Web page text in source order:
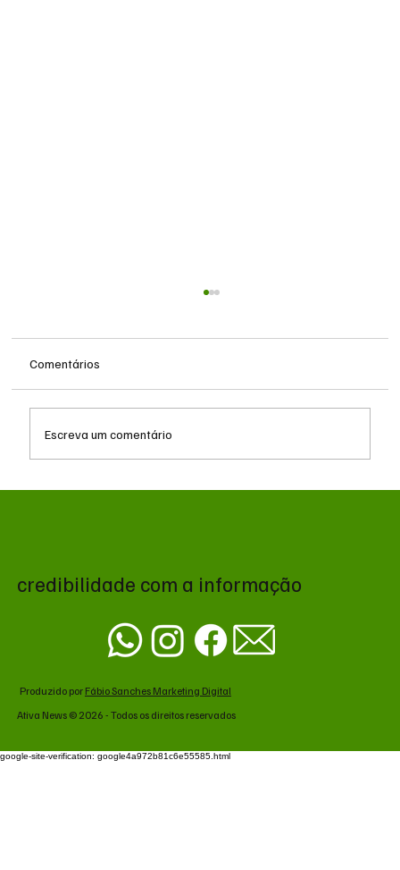
Comentários
Escreva um comentário
credibilidade com a informação
Produzido por Fábio Sanches Marketing Digital
Ativa News © 2026 - Todos os direitos reservados
google-site-verification: google4a972b81c6e55585.html